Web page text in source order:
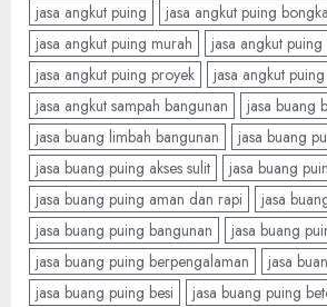
jasa angkut puing
jasa angkut puing
jasa angkut puing murah
jasa angkut
jasa angkut puing proyek
jasa angkut
jasa angkut sampah bangunan
jasa buang
jasa buang limbah bangunan
jasa buang
jasa buang puing akses sulit
jasa buang
jasa buang puing aman dan rapi
jasa
jasa buang puing bangunan
jasa buang
jasa buang puing berpengalaman
jasa
jasa buang puing besi
jasa buang puing